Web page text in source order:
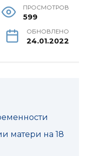
ПРОСМОТРОВ
599
ОБНОВЛЕНО
24.01.2022
матери на 18